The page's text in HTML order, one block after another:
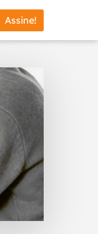
Assine!